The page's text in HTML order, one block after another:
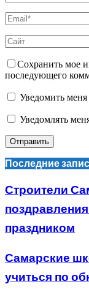
Сохранить мое
последующего
Уведомить
Уведомлять
Последние
Строители
праздником
Самарские
учиться по